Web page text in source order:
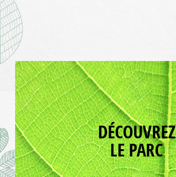
DÉCOUVREZ
LE PARC